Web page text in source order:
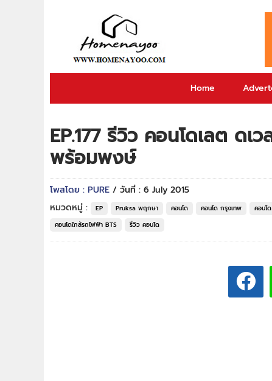
Home
EP.177 รีวิว คอนโดเลต ด
พร้อมพงษ์
โพสโดย : PURE / วันที่ : 6 July 2015
หมวดหมู่ :
EP Pruksa พฤกษา คอนโด คอนโด กรุงเทพ คอนโ
คอนโดใกล้รถไฟฟ้า BTS
รีวิว คอนโด